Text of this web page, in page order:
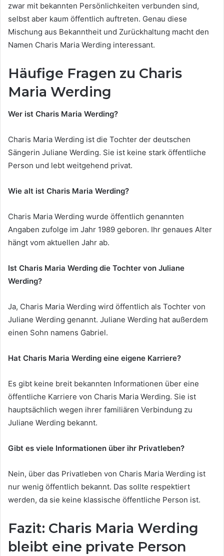
zwar mit bekannten Persönlichkeiten verbunden sind,
selbst aber kaum öffentlich auftreten. Genau diese
Mischung aus Bekanntheit und Zurückhaltung macht den
Namen Charis Maria Werding interessant.
Häufige Fragen zu Charis
Maria Werding
Wer ist Charis Maria Werding?
Charis Maria Werding ist die Tochter der deutschen
Sängerin Juliane Werding. Sie ist keine stark öffentliche
Person und lebt weitgehend privat.
Wie alt ist Charis Maria Werding?
Charis Maria Werding wurde öffentlich genannten
Angaben zufolge im Jahr 1989 geboren. Ihr genaues Alter
hängt vom aktuellen Jahr ab.
Ist Charis Maria Werding die Tochter von Juliane
Werding?
Ja, Charis Maria Werding wird öffentlich als Tochter von
Juliane Werding genannt. Juliane Werding hat außerdem
einen Sohn namens Gabriel.
Hat Charis Maria Werding eine eigene Karriere?
Es gibt keine breit bekannten Informationen über eine
öffentliche Karriere von Charis Maria Werding. Sie ist
hauptsächlich wegen ihrer familiären Verbindung zu
Juliane Werding bekannt.
Gibt es viele Informationen über ihr Privatleben?
Nein, über das Privatleben von Charis Maria Werding ist
nur wenig öffentlich bekannt. Das sollte respektiert
werden, da sie keine klassische öffentliche Person ist.
Fazit: Charis Maria Werding
bleibt eine private Person